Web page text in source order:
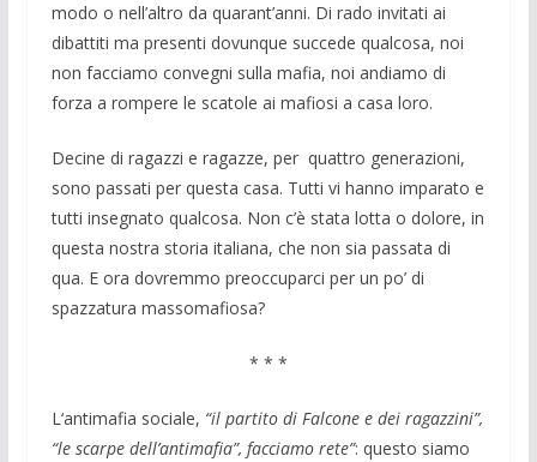
modo o nell’altro da quarant’anni. Di rado invitati ai
dibattiti ma presenti dovunque succede qualcosa, noi
non facciamo convegni sulla mafia, noi andiamo di
forza a rompere le scatole ai mafiosi a casa loro.
Decine di ragazzi e ragazze, per quattro generazioni,
sono passati per questa casa. Tutti vi hanno imparato e
tutti insegnato qualcosa. Non c’è stata lotta o dolore, in
questa nostra storia italiana, che non sia passata di
qua. E ora dovremmo preoccuparci per un po’ di
spazzatura massomafiosa?
* * *
L‘antimafia sociale, “il partito di Falcone e dei ragazzini”,
“le scarpe dell’antimafia”, facciamo rete”: questo siamo